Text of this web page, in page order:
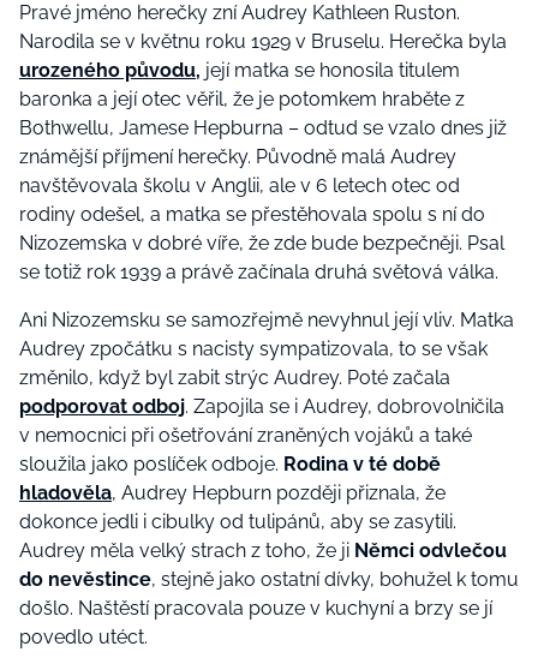
Pravé jméno herečky zní Audrey Kathleen Ruston.
Narodila se v květnu roku 1929 v Bruselu. Herečka byla
urozeného původu, její matka se honosila titulem
baronka a její otec věřil, že je potomkem hraběte z
Bothwellu, Jamese Hepburna – odtud se vzalo dnes již
známější příjmení herečky. Původně malá Audrey
navštěvovala školu v Anglii, ale v 6 letech otec od
rodiny odešel, a matka se přestěhovala spolu s ní do
Nizozemska v dobré víře, že zde bude bezpečněji. Psal
se totiž rok 1939 a právě začínala druhá světová válka.
Ani Nizozemsku se samozřejmě nevyhnul její vliv. Matka
Audrey zpočátku s nacisty sympatizovala, to se však
změnilo, když byl zabit strýc Audrey. Poté začala
podporovat odboj. Zapojila se i Audrey, dobrovolničila
v nemocnici při ošetřování zraněných vojáků a také
sloužila jako poslíček odboje. Rodina v té době
hladověla, Audrey Hepburn později přiznala, že
dokonce jedli i cibulky od tulipánů, aby se zasytili.
Audrey měla velký strach z toho, že ji Němci odvlečou
do nevěstince, stejně jako ostatní dívky, bohužel k tomu
došlo. Naštěstí pracovala pouze v kuchyní a brzy se jí
povedlo utéct.